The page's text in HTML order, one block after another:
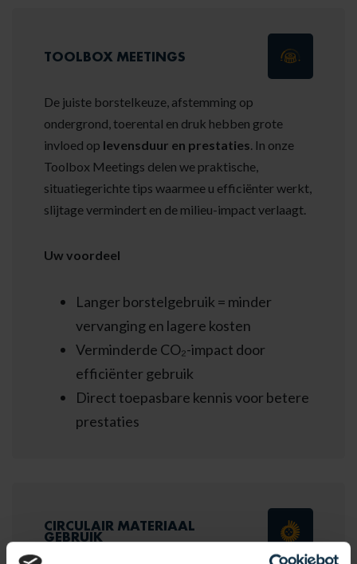
TOOLBOX MEETINGS
De juiste borstelkeuze, afstemming op
ondergrond, toerental en druk hebben grote
invloed op levensduur en prestaties. In onze
Toolbox Meetings delen we praktische,
situatiegerichte tips waarmee u efficiënter werkt,
slijtage vermindert en de milieu-impact verlaagt.
Uw voordeel
Langer borstelgebruik = minder
vervanging en lagere kosten
Verminderde CO₂-impact door
efficiënter gebruik
Direct toepasbare kennis voor betere
prestaties
CIRCULAIR MATERIAAL
GEBRUIK